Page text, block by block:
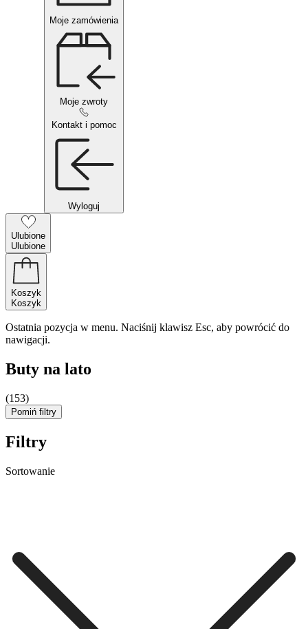
Moje zamówienia
Moje zwroty
Kontakt i pomoc
Wyloguj
Ulubione
Ulubione
Koszyk
Koszyk
Ostatnia pozycja w menu. Naciśnij klawisz Esc, aby powrócić do
nawigacji.
Buty na lato
(153)
Pomiń filtry
Filtry
Sortowanie